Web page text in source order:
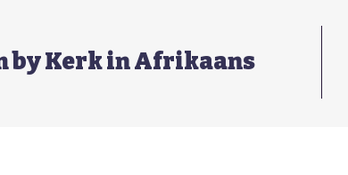
by Kerk in Afrikaans